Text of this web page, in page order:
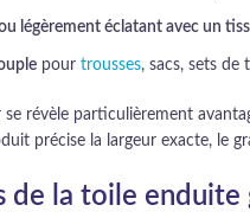
légèrement éclatant avec un
pour trousses, sacs, sets
se révèle particulièrement
précise la largeur exacte, le
de la toile